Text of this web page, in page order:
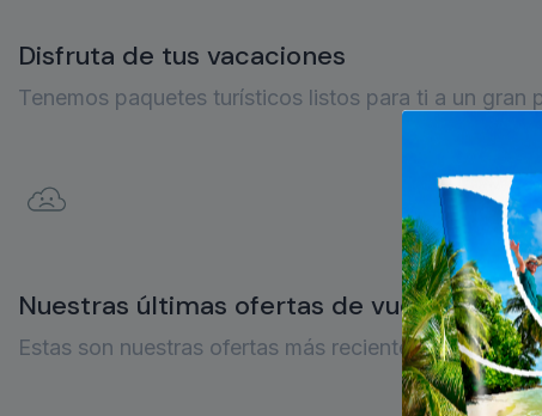
Disfruta de tus vacaciones
Tenemos paquetes turísticos listos para ti a un gran
Ha
Nuestras últimas ofertas de vuelos
Estas son nuestras ofertas más recientes.